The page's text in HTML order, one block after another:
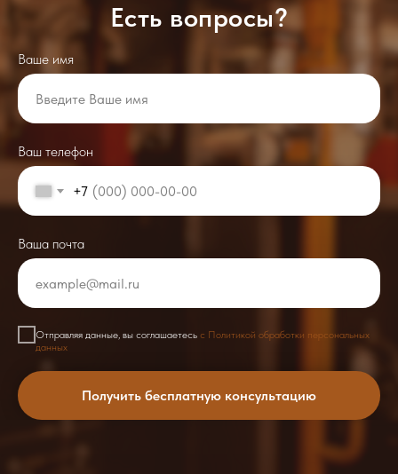
Есть вопросы?
Ваше имя
Ваш телефон
+7
Ваша почта
Отправляя данные, вы соглашаетесь с Политикой обработки персональных
данных
Получить бесплатную консультацию